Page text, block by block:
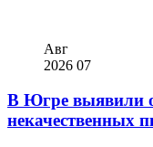
Авг
2026 07
В Югре выявили
некачественных